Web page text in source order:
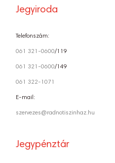
Jegyiroda
Telefonszám:
061 321-0600/119
061 321-0600/149
061 322-1071
E-mail:
szervezes@radnotiszinhaz.hu
Jegypénztár